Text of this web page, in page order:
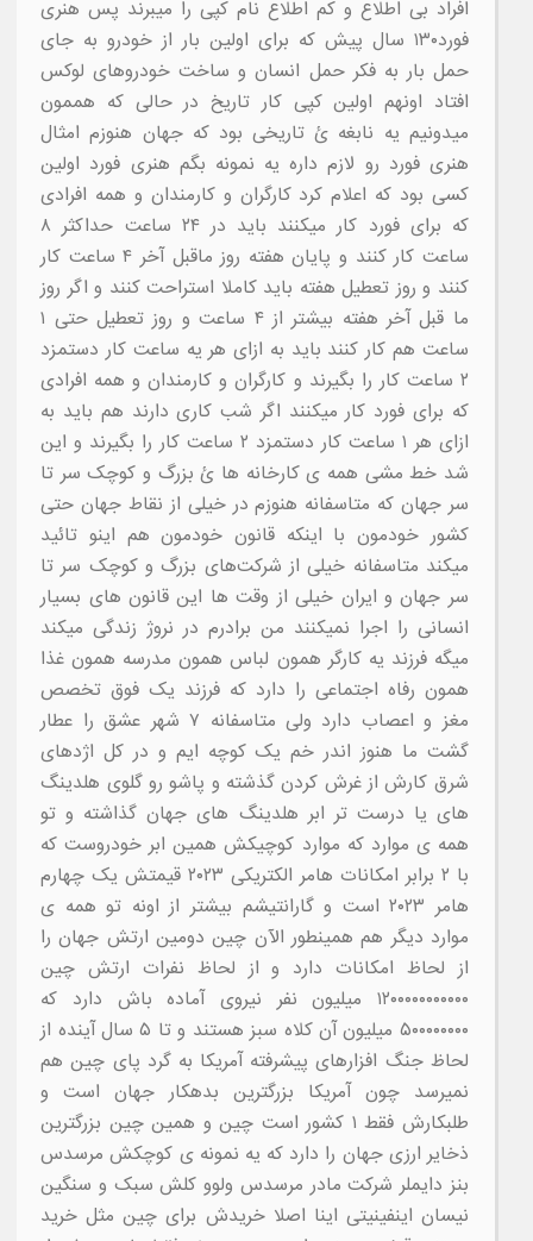
افراد بی اطلاع و کم اطلاع نام کپی را میبرند پس هنری
فورد۱۳۰ سال پیش که برای اولین بار از خودرو به جای
حمل بار به فکر حمل انسان و ساخت خودروهای لوکس
افتاد اونهم اولین کپی کار تاریخ در حالی که هممون
میدونیم یه نابغه ئ تاریخی بود که جهان هنوزم امثال
هنری فورد رو لازم داره یه نمونه بگم هنری فورد اولین
کسی بود که اعلام کرد کارگران و کارمندان و همه افرادی
که برای فورد کار میکنند باید در ۲۴ ساعت حداکثر ۸
ساعت کار کنند و پایان هفته روز ماقبل آخر ۴ ساعت کار
کنند و روز تعطیل هفته باید کاملا استراحت کنند و اگر روز
ما قبل آخر هفته بیشتر از ۴ ساعت و روز تعطیل حتی ۱
ساعت هم کار کنند باید به ازای هر یه ساعت کار دستمزد
۲ ساعت کار را بگیرند و کارگران و کارمندان و همه افرادی
که برای فورد کار میکنند اگر شب کاری دارند هم باید به
ازای هر ۱ ساعت کار دستمزد ۲ ساعت کار را بگیرند و این
شد خط مشی همه ی کارخانه ها ئ بزرگ و کوچک سر تا
سر جهان که متاسفانه هنوزم در خیلی از نقاط جهان حتی
کشور خودمون با اینکه قانون خودمون هم اینو تائید
میکند متاسفانه خیلی از شرکت‌های بزرگ و کوچک سر تا
سر جهان و ایران خیلی از وقت ها این قانون های بسیار
انسانی را اجرا نمیکنند من برادرم در نروژ زندگی میکند
میگه فرزند یه کارگر همون لباس همون مدرسه همون غذا
همون رفاه اجتماعی را دارد که فرزند یک فوق تخصص
مغز و اعصاب دارد ولی متاسفانه ۷ شهر عشق را عطار
گشت ما هنوز اندر خم یک کوچه ایم و در کل اژدهای
شرق کارش از غرش کردن گذشته و پاشو رو گلوی هلدینگ
های یا درست تر ابر هلدینگ های جهان گذاشته و تو
همه ی موارد که موارد کوچیکش همین ابر خودروست که
با ۲ برابر امکانات هامر الکتریکی ۲۰۲۳ قیمتش یک چهارم
هامر ۲۰۲۳ است و گارانتیشم بیشتر از اونه تو همه ی
موارد دیگر هم همینطور الآن چین دومین ارتش جهان را
از لحاظ امکانات دارد و از لحاظ نفرات ارتش چین
۱۲۰۰۰۰۰۰۰۰۰۰۰ میلیون نفر نیروی آماده باش دارد که
۵۰۰۰۰۰۰۰۰ میلیون آن کلاه سبز هستند و تا ۵ سال آینده از
لحاظ جنگ افزارهای پیشرفته آمریکا به گرد پای چین هم
نمیرسد چون آمریکا بزرگترین بدهکار جهان است و
طلبکارش فقط ۱ کشور است چین و همین چین بزرگترین
ذخایر ارزی جهان را دارد که یه نمونه ی کوچکش مرسدس
بنز دایملر شرکت مادر مرسدس ولوو کلش سبک و سنگین
نیسان اینفینیتی اینا اصلا خریدش برای چین مثل خرید